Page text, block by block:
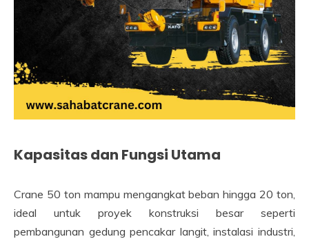
Kapasitas dan Fungsi Utama
Crane 50 ton mampu mengangkat beban hingga 20 ton,
ideal untuk proyek konstruksi besar seperti
pembangunan gedung pencakar langit, instalasi industri,